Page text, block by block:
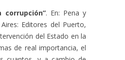
corrupción”. En: Pena y
Editores del Puerto,
del Estado en la
de real importancia, el